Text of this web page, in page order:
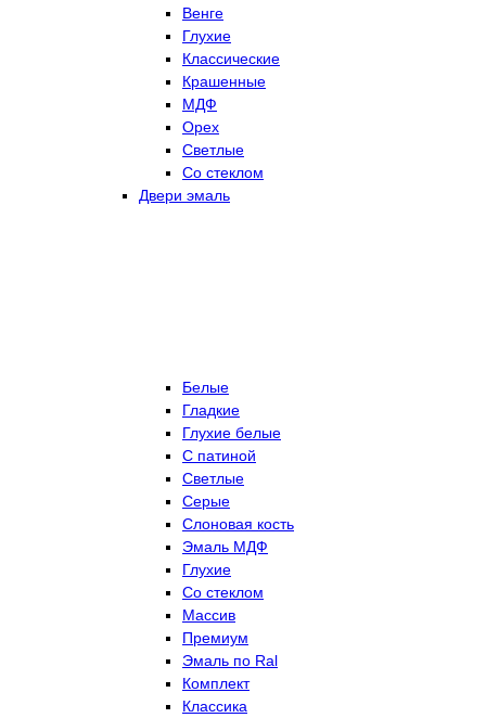
Венге
Глухие
Классические
Крашенные
МДФ
Орех
Светлые
Со стеклом
Двери эмаль
Белые
Гладкие
Глухие белые
С патиной
Светлые
Серые
Слоновая кость
Эмаль МДФ
Глухие
Со стеклом
Массив
Премиум
Эмаль по Ral
Комплект
Классика